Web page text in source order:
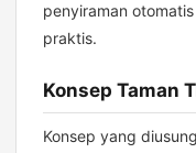
penyiraman
praktis.
Konsep Taman
Konsep yang